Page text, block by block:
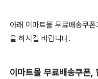
아래 이마트몰 무료배송쿠
을 하시길 바랍니다.
이마트몰 무료배송쿠폰,